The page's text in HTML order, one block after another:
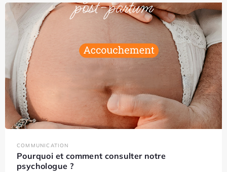
COMMUNICATION
Pourquoi et comment consulter notre
psychologue ?